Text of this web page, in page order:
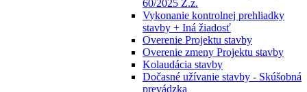
60/2025 Z.z.
Vykonanie kontrolnej prehliadky
stavby + Iná žiadosť
Overenie Projektu stavby
Overenie zmeny Projektu stavby
Kolaudácia stavby
Dočasné užívanie stavby - Skúšobná
prevádzka